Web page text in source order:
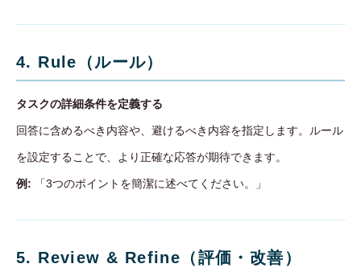
4. Rule（ルール）
タスクの詳細条件を定義する
回答に含めるべき内容や、避けるべき内容を指定します。ルール
を設定することで、より正確な応答が期待できます。
例: 「3つのポイントを簡潔に述べてください。」
5. Review & Refine（評価・改善）